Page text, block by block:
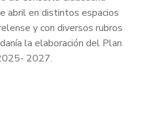
abril en distintos espacios
y con diversos rubros
la elaboración del Plan
2027.